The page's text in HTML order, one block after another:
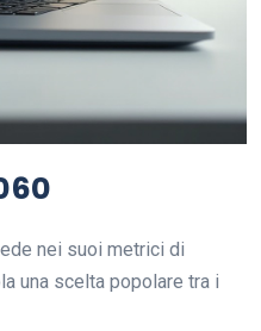
nei suoi metrici di
una scelta popolare tra i